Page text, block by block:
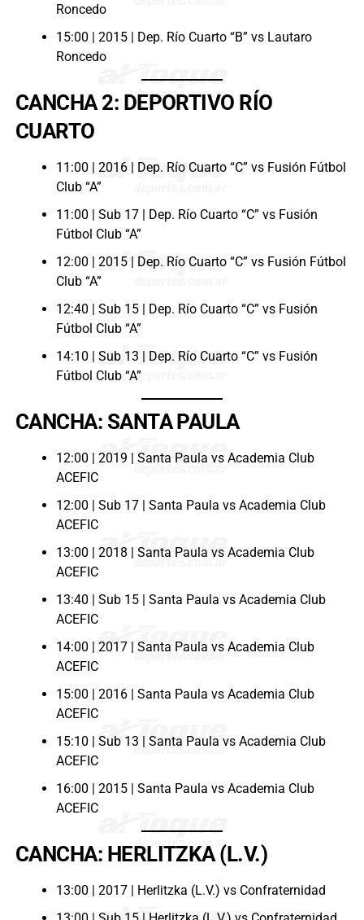
Roncedo
15:00 | 2015 | Dep. Río Cuarto “B” vs Lautaro
Roncedo
CANCHA 2: DEPORTIVO RÍO
CUARTO
11:00 | 2016 | Dep. Río Cuarto “C” vs Fusión Fútbol
Club “A”
11:00 | Sub 17 | Dep. Río Cuarto “C” vs Fusión
Fútbol Club “A”
12:00 | 2015 | Dep. Río Cuarto “C” vs Fusión Fútbol
Club “A”
12:40 | Sub 15 | Dep. Río Cuarto “C” vs Fusión
Fútbol Club “A”
14:10 | Sub 13 | Dep. Río Cuarto “C” vs Fusión
Fútbol Club “A”
CANCHA: SANTA PAULA
12:00 | 2019 | Santa Paula vs Academia Club
ACEFIC
12:00 | Sub 17 | Santa Paula vs Academia Club
ACEFIC
13:00 | 2018 | Santa Paula vs Academia Club
ACEFIC
13:40 | Sub 15 | Santa Paula vs Academia Club
ACEFIC
14:00 | 2017 | Santa Paula vs Academia Club
ACEFIC
15:00 | 2016 | Santa Paula vs Academia Club
ACEFIC
15:10 | Sub 13 | Santa Paula vs Academia Club
ACEFIC
16:00 | 2015 | Santa Paula vs Academia Club
ACEFIC
CANCHA: HERLITZKA (L.V.)
13:00 | 2017 | Herlitzka (L.V.) vs Confraternidad